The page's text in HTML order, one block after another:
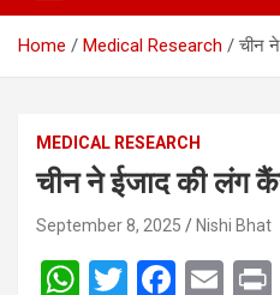
Home Medical Research चीन
MEDICAL RESEARCH
चीन ने ईजाद की लंग
September 8, 2025 Nishi Bhat
W T
F
E